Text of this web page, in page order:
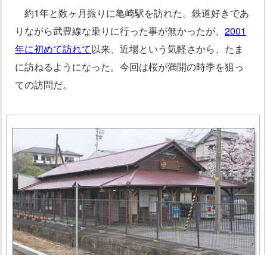
約1年と数ヶ月振りに亀崎駅を訪れた。鉄道好きであ
りながら武豊線な乗りに行った事が無かったが、 2001
年に初めて訪れて以来、近場という気軽さから、たま
に訪ねるようになった。今回は桜が満開の時季を狙っ
ての訪問だ。